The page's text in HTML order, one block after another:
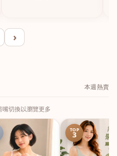
›
本週熱賣
嘴切換以瀏覽更多
TOP
3